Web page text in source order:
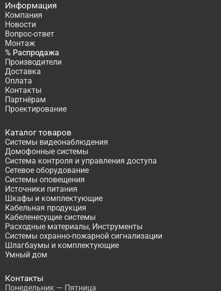
Информация
Компания
Новости
Вопрос-ответ
Монтаж
% Распродажа
Производители
Доставка
Оплата
Контакты
Партнёрам
Проектирование
Каталог товаров
Системы видеонаблюдения
Домофонные системы
Система контроля и управления доступа
Сетевое оборудование
Системы оповещения
Источники питания
Шкафы и комплектующие
Кабельная продукция
Кабеленесущие системы
Расходные материалы, Инструменты
Системы охранно-пожарной сигнализации
Шлагбаумы и комплектующие
Умный дом
Контакты
Понедельник — Пятница